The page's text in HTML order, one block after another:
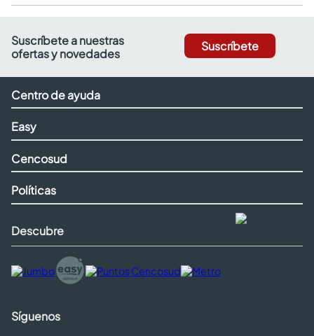
Suscríbete a nuestras
ofertas y novedades
Suscríbete
Centro de ayuda
Easy
Cencosud
Políticas
Descubre
Síguenos